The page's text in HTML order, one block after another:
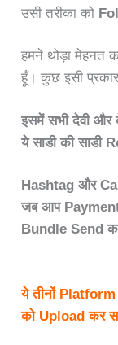
उसी तरीका को
हमने थोड़ा मेहनत
हूँ। कुछ इसी
इसमें सभी देवी और
ये साडी की साडी
Hashtag और
जब आप
Bundle Send कर
ये तीनों
को Upload कर